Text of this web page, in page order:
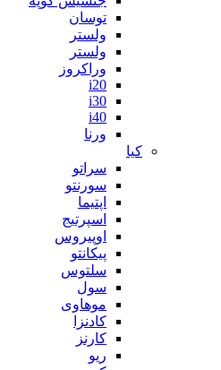
توسان
ولستر
ولستر
وراکروز
i20
i30
i40
ورنا
کیا
سراتو
سورنتو
اپتیما
اسپرتیج
اوپیروس
پیکانتو
سلتوس
سول
موهاوی
کادنزا
کارنز
ریو